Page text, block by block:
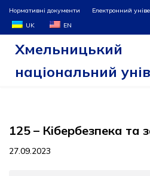
Перейти
до
Нормативні документи Електронний
UK
EN
Хмельницький
національний
125 – Кібербезпека та
27.09.2023